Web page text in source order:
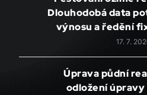
Dlouhodobá data
výnosu a ředění
17. 7.
Úprava půdní
odložení úpravy